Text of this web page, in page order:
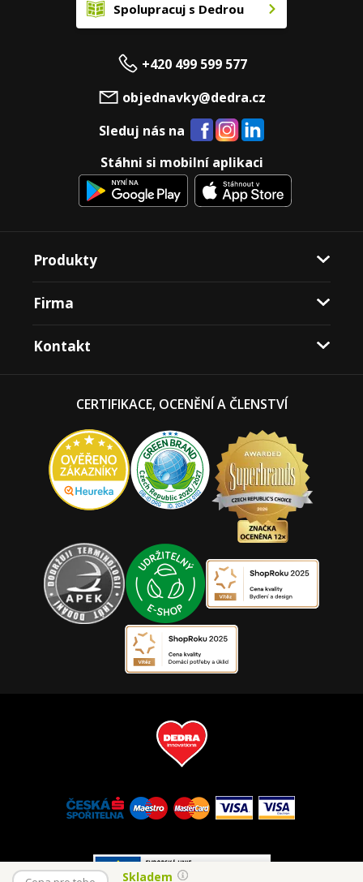
Skladem
Spolupracuj s Dedrou
+420 499 599 577
objednavky@dedra.cz
Sleduj nás na
Stáhni si mobilní aplikaci
Produkty
Firma
Kontakt
CERTIFIKACE, OCENĚNÍ A ČLENSTVÍ